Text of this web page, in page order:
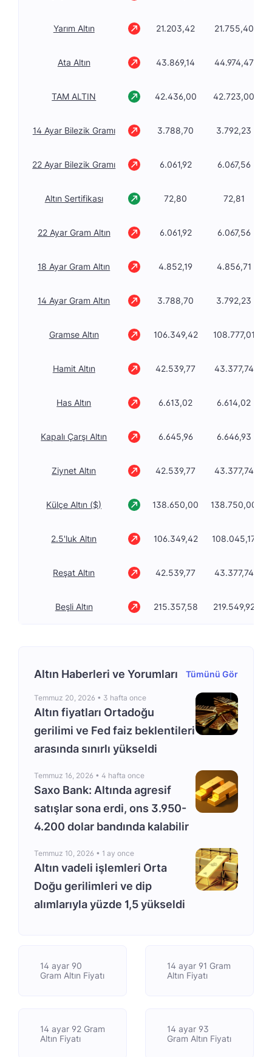
Yarım Altın 21.203,42 21.755,40
Ata Altın 43.869,14 44.974,47
TAM ALTIN 42.436,00 42.723,00
14 Ayar Bilezik Gramı 3.788,70 3.792,23
22 Ayar Bilezik Gramı 6.061,92 6.067,56
Altın Sertifikası 72,80 72,81
22 Ayar Gram Altın 6.061,92 6.067,56
18 Ayar Gram Altın 4.852,19 4.856,71
14 Ayar Gram Altın 3.788,70 3.792,23
Gramse Altın 106.349,42 108.777,01
Hamit Altın 42.539,77 43.377,74
Has Altın 6.613,02 6.614,02
Kapalı Çarşı Altın 6.645,96 6.646,93
Ziynet Altın 42.539,77 43.377,74
Külçe Altın ($) 138.650,00 138.750,00
2.5'luk Altın 106.349,42 108.045,17
Reşat Altın 42.539,77 43.377,74
Beşli Altın 215.357,58 219.549,92
Altın Haberleri ve Yorumları Tümünü Gör
Temmuz 20, 2026 • 3 hafta once
Altın fiyatları Ortadoğu
gerilimi ve Fed faiz beklentileri
arasında sınırlı yükseldi
Temmuz 16, 2026 • 4 hafta once
Saxo Bank: Altında agresif
satışlar sona erdi, ons 3.950-
4.200 dolar bandında kalabilir
Temmuz 10, 2026 • 1 ay once
Altın vadeli işlemleri Orta
Doğu gerilimleri ve dip
alımlarıyla yüzde 1,5 yükseldi
14 ayar 90
Gram Altın Fiyatı
14 ayar 91 Gram
Altın Fiyatı
14 ayar 92 Gram
Altın Fiyatı
14 ayar 93
Gram Altın Fiyatı